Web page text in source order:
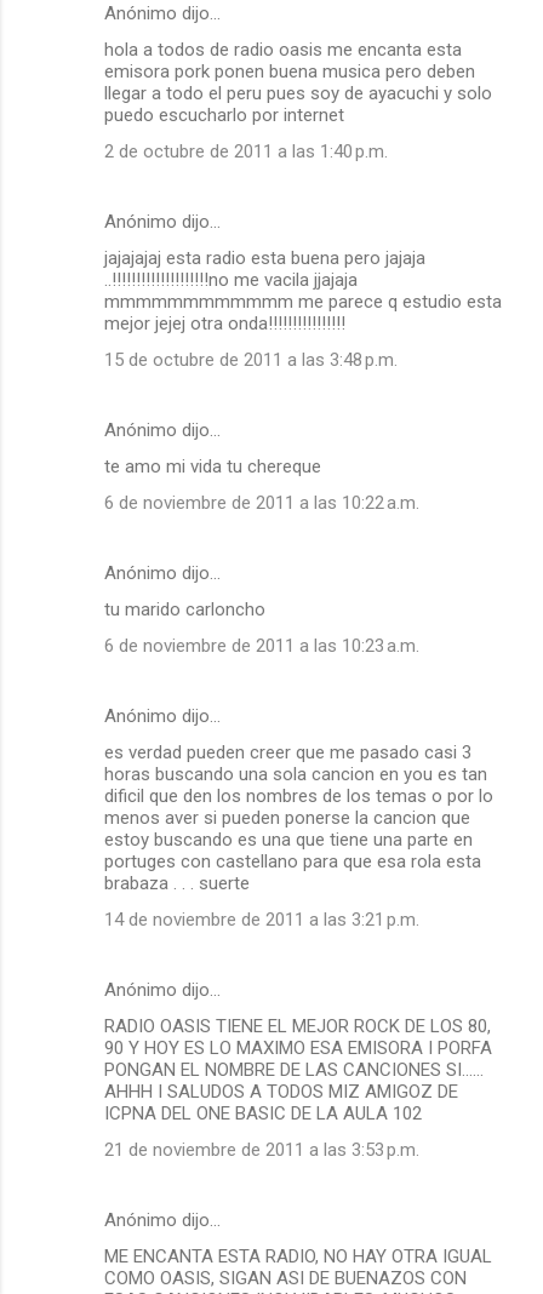
Anónimo dijo…
hola a todos de radio oasis me encanta esta
emisora pork ponen buena musica pero deben
llegar a todo el peru pues soy de ayacuchi y solo
puedo escucharlo por internet
2 de octubre de 2011 a las 1:40 p.m.
Anónimo dijo…
jajajajaj esta radio esta buena pero jajaja
..!!!!!!!!!!!!!!!!!!!!no me vacila jjajaja
mmmmmmmmmmmm me parece q estudio esta
mejor jejej otra onda!!!!!!!!!!!!!!!!
15 de octubre de 2011 a las 3:48 p.m.
Anónimo dijo…
te amo mi vida tu chereque
6 de noviembre de 2011 a las 10:22 a.m.
Anónimo dijo…
tu marido carloncho
6 de noviembre de 2011 a las 10:23 a.m.
Anónimo dijo…
es verdad pueden creer que me pasado casi 3
horas buscando una sola cancion en you es tan
dificil que den los nombres de los temas o por lo
menos aver si pueden ponerse la cancion que
estoy buscando es una que tiene una parte en
portuges con castellano para que esa rola esta
brabaza . . . suerte
14 de noviembre de 2011 a las 3:21 p.m.
Anónimo dijo…
RADIO OASIS TIENE EL MEJOR ROCK DE LOS 80,
90 Y HOY ES LO MAXIMO ESA EMISORA I PORFA
PONGAN EL NOMBRE DE LAS CANCIONES SI......
AHHH I SALUDOS A TODOS MIZ AMIGOZ DE
ICPNA DEL ONE BASIC DE LA AULA 102
21 de noviembre de 2011 a las 3:53 p.m.
Anónimo dijo…
ME ENCANTA ESTA RADIO, NO HAY OTRA IGUAL
COMO OASIS, SIGAN ASI DE BUENAZOS CON